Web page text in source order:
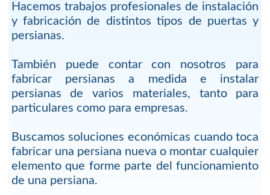
Hacemos trabajos profesionales de instalación
y fabricación de distintos tipos de puertas y
persianas.
También puede contar con nosotros para
fabricar persianas a medida e instalar
persianas de varios materiales, tanto para
particulares como para empresas.
Buscamos soluciones económicas cuando toca
fabricar una persiana nueva o montar cualquier
elemento que forme parte del funcionamiento
de una persiana.